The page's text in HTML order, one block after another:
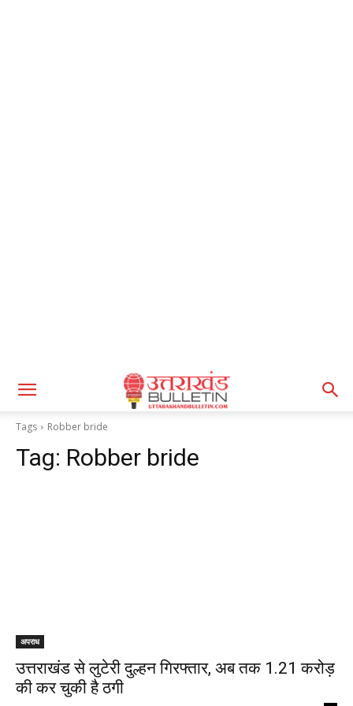
Tags Robber bride
Tag: Robber bride
अपराध
उत्तराखंड से लुटेरी दुल्हन गिरफ्तार, अब तक 1.21 करोड़
की कर चुकी है ठगी